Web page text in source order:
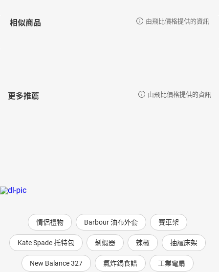
相似商品 由飛比價格提供的資訊
更多推薦 由飛比價格提供的資訊
情侶禮物 Barbour 油布外套 賽車架
Kate Spade 托特包 剝蝦器 辣椒 抽屜床架
New Balance 327 氣炸鍋食譜 工業電扇